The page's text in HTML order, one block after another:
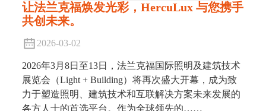
让法兰克福焕发光彩，HercuLux 与您携手
共创未来。
2026-03-02
2026年3月8日至13日，法兰克福国际照明及建筑技术
展览会（Light + Building）将再次盛大开幕，成为致
力于塑造照明、建筑技术和互联解决方案未来发展的
各方人士的首选平台。作为全球领先的……